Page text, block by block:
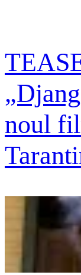
noul